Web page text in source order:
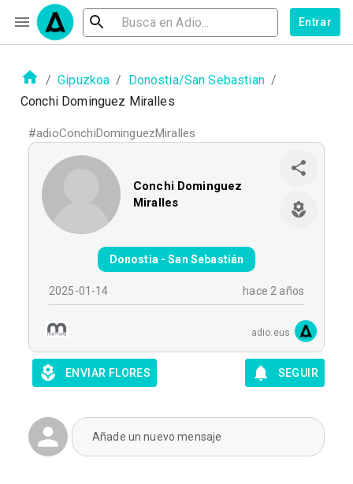
Entrar
/ Gipuzkoa / Donostia/San Sebastian /
Conchi Dominguez Miralles
#adioConchiDominguezMiralles
Conchi Dominguez
Miralles
Donostia - San Sebastián
2025-01-14 hace 2 años
adio.eus
ENVIAR FLORES SEGUIR
Añade un nuevo mensaje